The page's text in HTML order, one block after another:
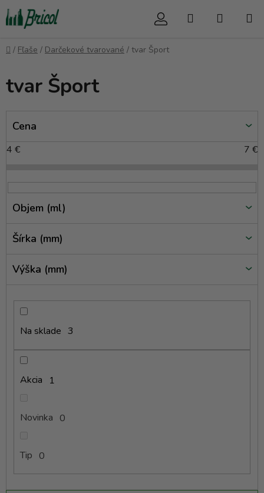
Prejsť
na
obsah
Hľadať
Domov
/ Fľaše / Darčekové tvarované / tvar Šport
tvar Šport
Cena
4 € 7 €
Na sklade 3
Akcia 1
Novinka 0
Tip 0
Objem (ml)
Šírka (mm)
Výška (mm)
V
p
s
p
d
k